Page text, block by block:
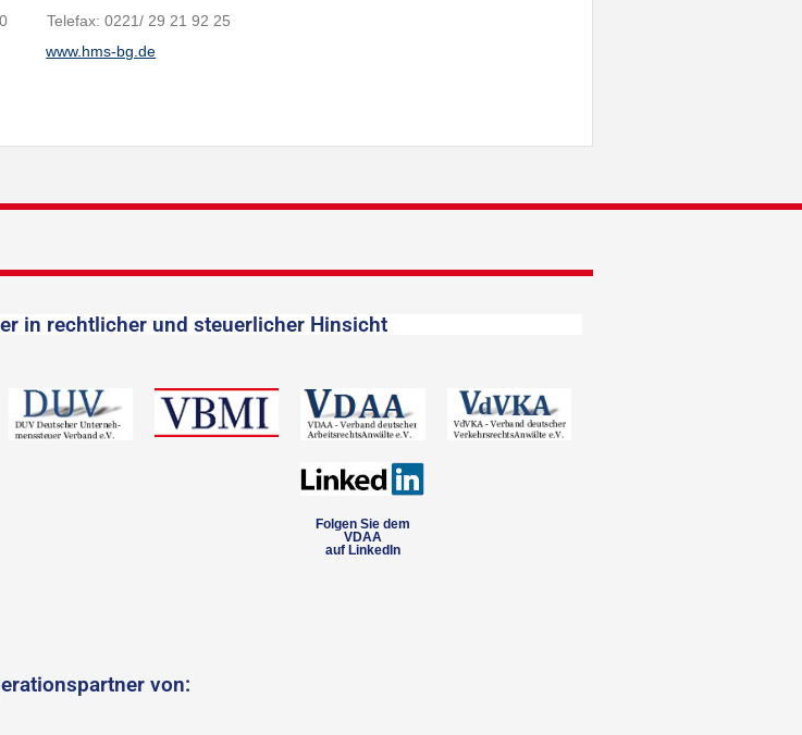
0 Telefax: 0221/ 29 21 92 25
www.hms-bg.de
in rechtlicher und steuerlicher Hinsicht
Folgen Sie dem
VDAA
auf LinkedIn
von: